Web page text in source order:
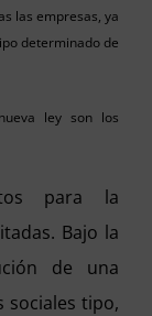
las empresas, ya
determinado de
ley son los
para la
Bajo la
de una
sociales tipo,